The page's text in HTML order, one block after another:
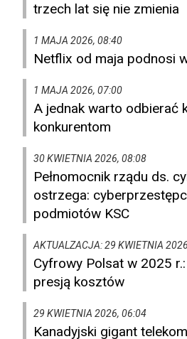
trzech lat się nie zmienia
1 MAJA 2026, 08:40
Netflix od maja podnosi
1 MAJA 2026, 07:00
A jednak warto odbierać
konkurentom
30 KWIETNIA 2026, 08:08
Pełnomocnik rządu ds.
ostrzega:
podmiotów KSC
AKTUALZACJA: 29 KWIETNIA
Cyfrowy Polsat w 2025
presją kosztów
29 KWIETNIA 2026, 06:04
Kanadyjski gigant